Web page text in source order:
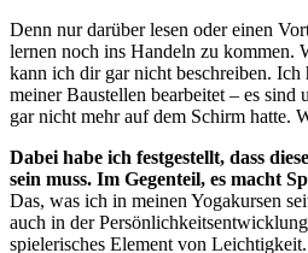
Denn nur darüber lesen oder einen
lernen noch ins Handeln zu kommen.
kann ich dir gar nicht beschreiben. Ich
meiner Baustellen bearbeitet – es sind
gar nicht mehr auf dem Schirm hatte.
Dabei habe ich festgestellt, dass
sein muss. Im Gegenteil, es macht
Das, was ich in meinen Yogakursen
auch in der
spielerisches Element von